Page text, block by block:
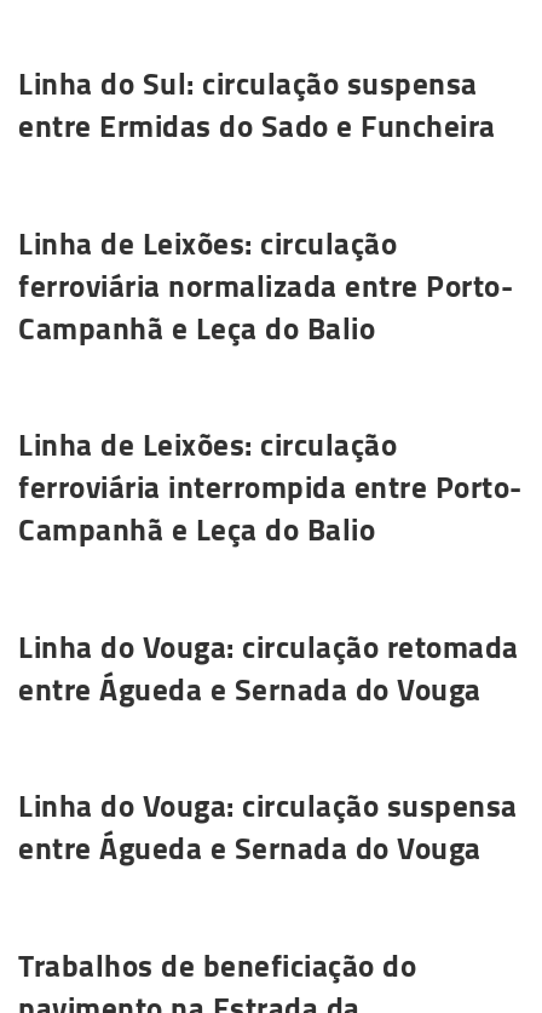
Linha do Sul: circulação suspensa
entre Ermidas do Sado e Funcheira
Linha de Leixões: circulação
ferroviária normalizada entre Porto-
Campanhã e Leça do Balio
Linha de Leixões: circulação
ferroviária interrompida entre Porto-
Campanhã e Leça do Balio
Linha do Vouga: circulação retomada
entre Águeda e Sernada do Vouga
Linha do Vouga: circulação suspensa
entre Águeda e Sernada do Vouga
Trabalhos de beneficiação do